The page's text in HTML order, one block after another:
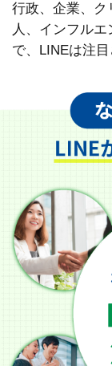
行政、企業、ク
人、インフル
で、LINEは注